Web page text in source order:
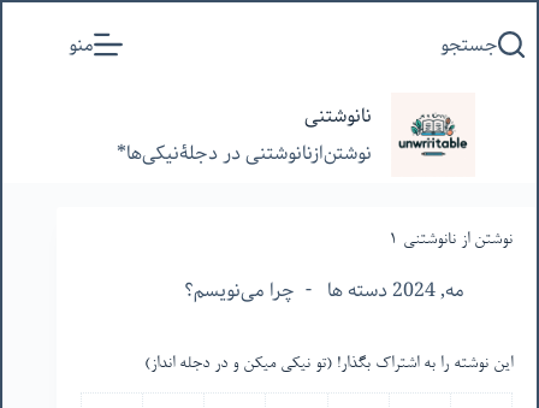
به
جستجو منو
نانوشتنی
نوشتن‌از‌نانوشتنی‌ در‌ دجلۀنیکی‌ها*
نوشتن از نانوشتنی ۱
مه, 2024 دسته ها چرا می‌نویسم؟
این نوشته را به اشتراک بگذار! (تو نیکی میکن و در دجله انداز)